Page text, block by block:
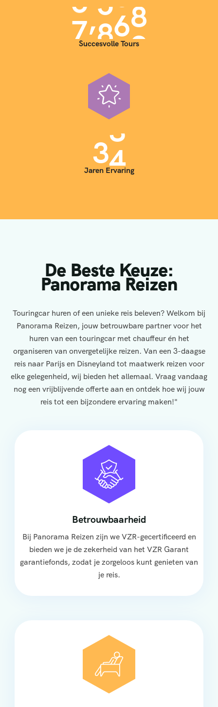
7,000
Succesvolle Tours
35
Jaren Ervaring
De Beste Keuze:
Panorama Reizen
Touringcar huren of een unieke reis beleven? Welkom bij
Panorama Reizen, jouw betrouwbare partner voor het
huren van een touringcar met chauffeur én het
organiseren van onvergetelijke reizen. Van een 3-daagse
reis naar Parijs en Disneyland tot maatwerk reizen voor
elke gelegenheid, wij bieden het allemaal. Vraag vandaag
nog een vrijblijvende offerte aan en ontdek hoe wij jouw
reis tot een bijzondere ervaring maken!"
Betrouwbaarheid
Bij Panorama Reizen zijn we VZR-gecertificeerd en
bieden we je de zekerheid van het VZR Garant
garantiefonds, zodat je zorgeloos kunt genieten van
je reis.